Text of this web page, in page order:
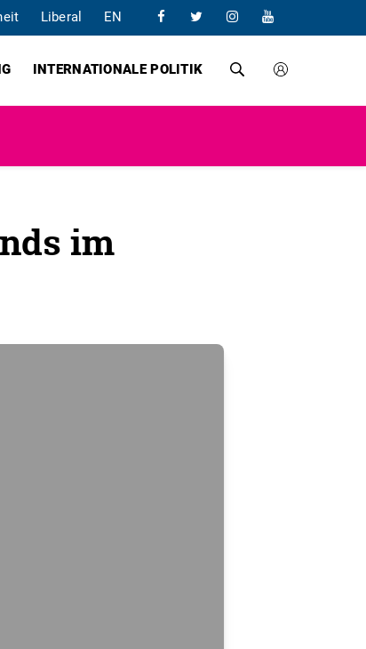
Liberal EN
INTERNATIONALE POLITIK
im